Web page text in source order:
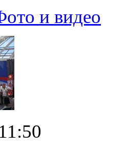
и видео